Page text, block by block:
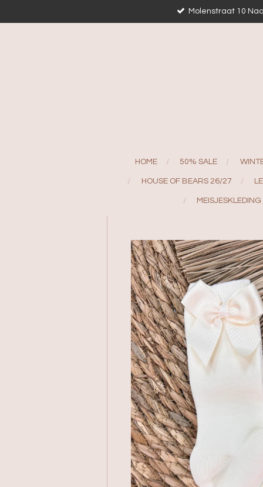
Molenstraat 10
HOME 50% SALE
HOUSE OF BEARS 26/27
MEISJESKLEDING